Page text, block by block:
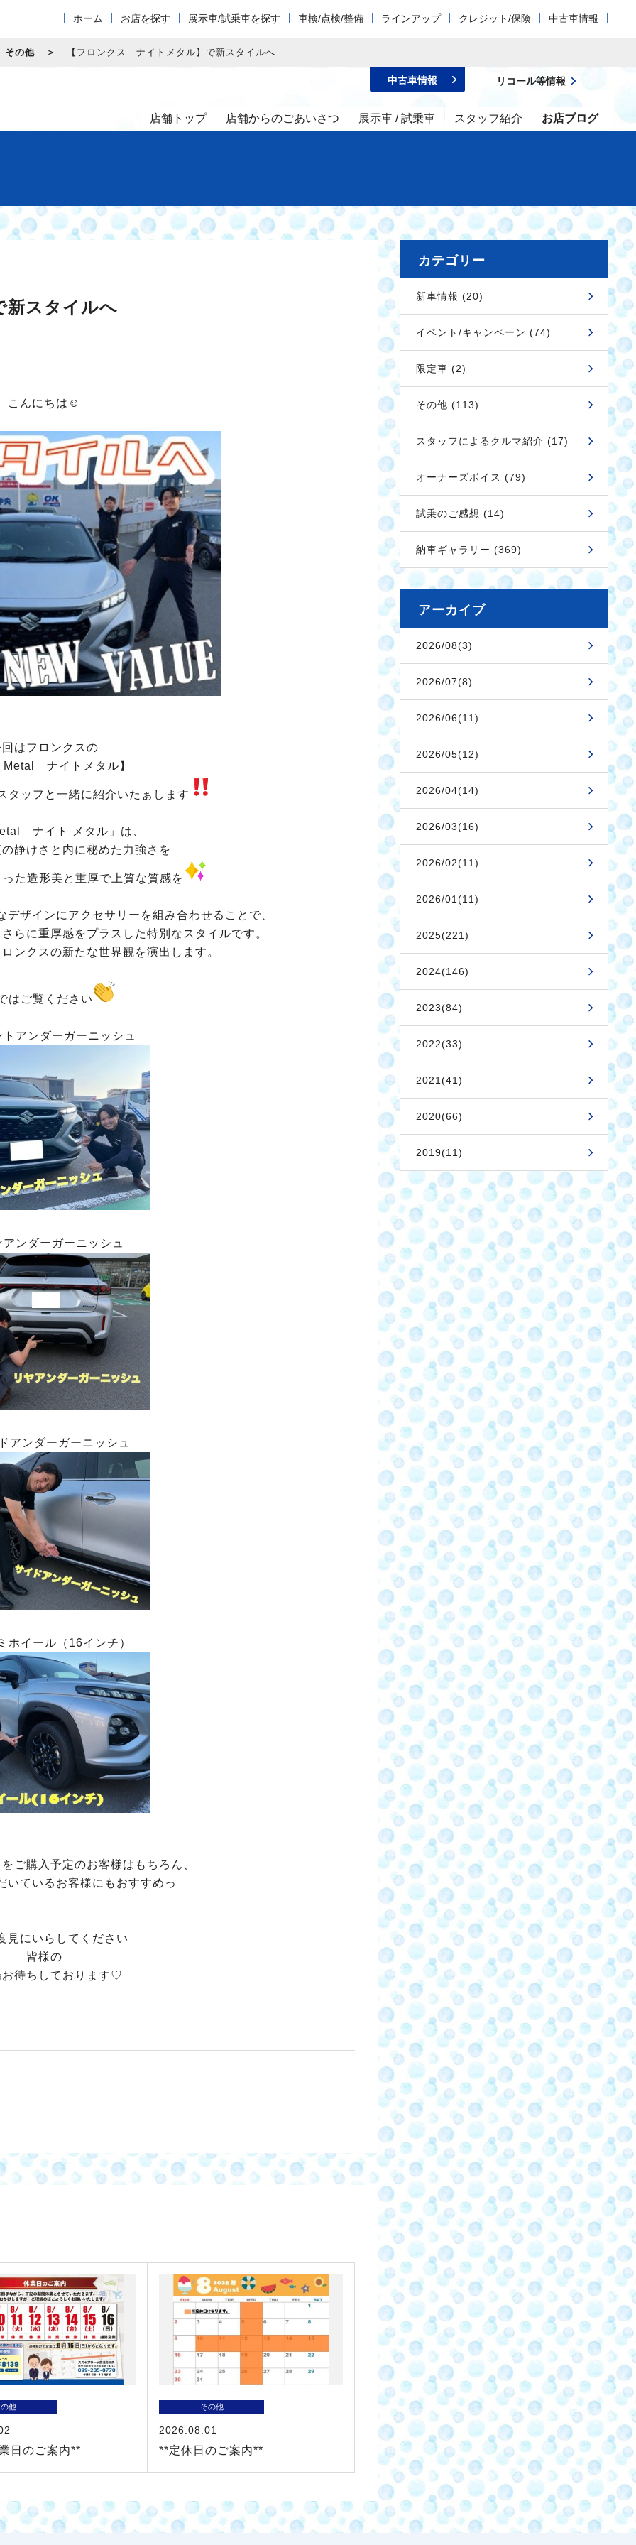
ホーム お店を探す 展示車/試乗車を探す 車検/点検/整備 ラインアップ クレジット/保険 中古車情報
その他 【フロンクス ナイトメタル】で新スタイルへ
店舗トップ 店舗からのごあいさつ 展示車 / 試乗車 スタッフ紹介 お店ブログ
中古車情報 リコール等情報
スタイルへ
こんにちは☺
はフロンクスの
ナイトメタル】
タッフと一緒に紹介いたぁします
ナイト メタル」は、
静けさと内に秘めた力強さを
た造形美と重厚で上質な質感を
ザインにアクセサリーを組み合わせることで、
らに重厚感をプラスした特別なスタイルです。
ンクスの新たな世界観を演出します。
はご覧ください
アンダーガーニッシュ
ンダーガーニッシュ
アンダーガーニッシュ
ホイール（16インチ）
ご購入予定のお客様はもちろん、
いているお客様にもおすすめっ
見にいらしてください
皆様の
お待ちしております♡
他
日のご案内**
その他
2026.08.01
**定休日のご案内**
カテゴリー
新車情報 (20)
イベント/キャンペーン (74)
限定車 (2)
その他 (113)
スタッフによるクルマ紹介 (17)
オーナーズボイス (79)
試乗のご感想 (14)
納車ギャラリー (369)
アーカイブ
2026/08(3)
2026/07(8)
2026/06(11)
2026/05(12)
2026/04(14)
2026/03(16)
2026/02(11)
2026/01(11)
2025(221)
2024(146)
2023(84)
2022(33)
2021(41)
2020(66)
2019(11)